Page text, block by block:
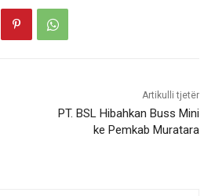
Artikulli tjetër
PT. BSL Hibahkan Buss Mini
ke Pemkab Muratara